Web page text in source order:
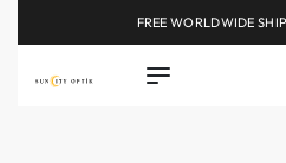
FREE WORLDWIDE